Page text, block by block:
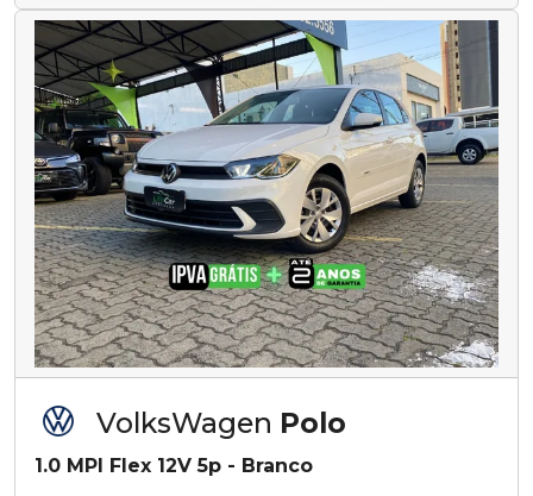
VolksWagen Polo
1.0 MPI Flex 12V 5p - Branco